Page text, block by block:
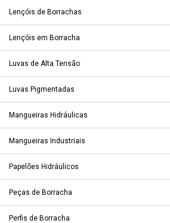
Lençóis de Borrachas
Lençóis em Borracha
Luvas de Alta Tensão
Luvas Pigmentadas
Mangueiras Hidráulicas
Mangueiras Industriais
Papelões Hidráulicos
Peças de Borracha
Perfis de Borracha